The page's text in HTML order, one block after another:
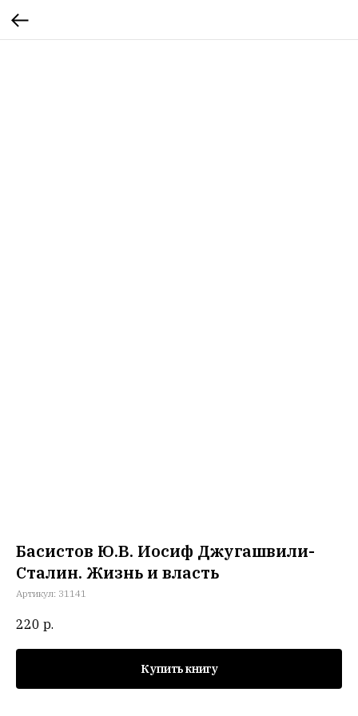
Басистов Ю.В. Иосиф Джугашвили-
Сталин. Жизнь и власть
Артикул: 31141
220 р.
Купить книгу